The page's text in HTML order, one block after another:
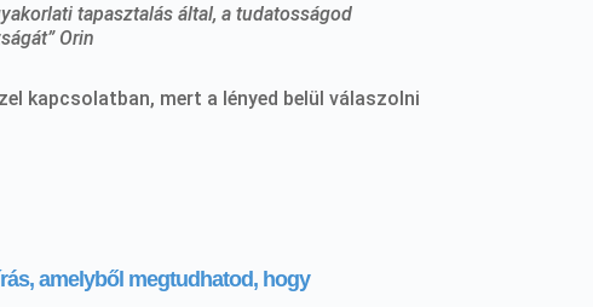
tapasztalás által, a tudatosságod
Orin
kapcsolatban, mert a lényed belül válaszolni
amelyből megtudhatod, hogy